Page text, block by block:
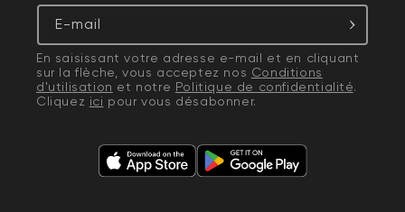
E-mail
En saisissant votre adresse e-mail et en cliquant
sur la flèche, vous acceptez nos Conditions
d'utilisation et notre Politique de confidentialité.
Cliquez ici pour vous désabonner.